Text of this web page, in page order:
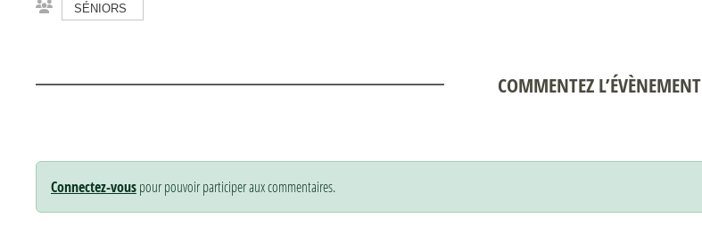
SÉNIORS
COMMENTEZ L’ÉVÈNEMENT
Connectez-vouspour pouvoir participer aux commentaires.